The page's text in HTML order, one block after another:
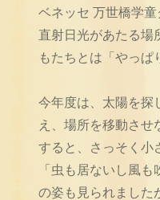
ベネッセ 万世橋学童
直射日光があたる場
もたちとは「やっぱ
今年度は、太陽を探
え、場所を移動させ
すると、さっそく小
「虫も居ないし風
の姿も見られました